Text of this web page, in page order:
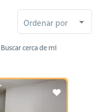
Ordenar por
Buscar cerca de mi